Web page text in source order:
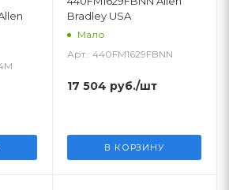
Bradley USA
Мало
Арт.: 440FM1629FBNN
17 504 руб./шт
В КОРЗИНУ